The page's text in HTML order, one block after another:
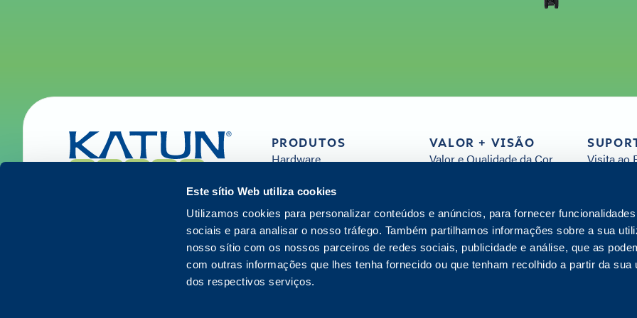
Este sítio Web utiliza cookies
Utilizamos cookies para personalizar conteúdos e anúncios, para fornecer
sociais e para analisar o nosso tráfego. Também partilhamos informações sobre a sua
nosso sítio com os nossos parceiros de redes sociais, publicidade e análise, que as
com outras informações que lhes tenha fornecido ou que tenham recolhido a partir da sua
dos respectivos serviços.
PRODUTOS
Hardware
Software e soluções de TI
VALOR + VISÃO
Valor e Qualidade da Cor
Visão
Centro de Inovação
Visita ao